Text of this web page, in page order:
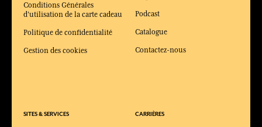
Conditions Générales
d'utilisation de la carte cadeau
Politique de confidentialité
Gestion des cookies
SITES & SERVICES
Podcast
Catalogue
Contactez-nous
CARRIÈRES